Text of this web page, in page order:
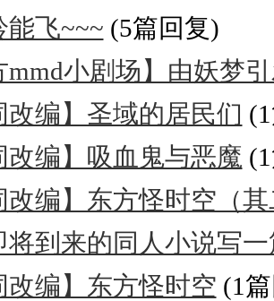
能飞~~~ (5篇回复)
mmd小剧场】由妖梦
改编】圣域的居民们
改编】吸血鬼与恶魔
改编】东方怪时空（
将到来的同人小说写
改编】东方怪时空 (1